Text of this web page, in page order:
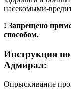
насекомыми-
! Запрещено
способом.
Инструкция
Адмирал:
Опрыскивание